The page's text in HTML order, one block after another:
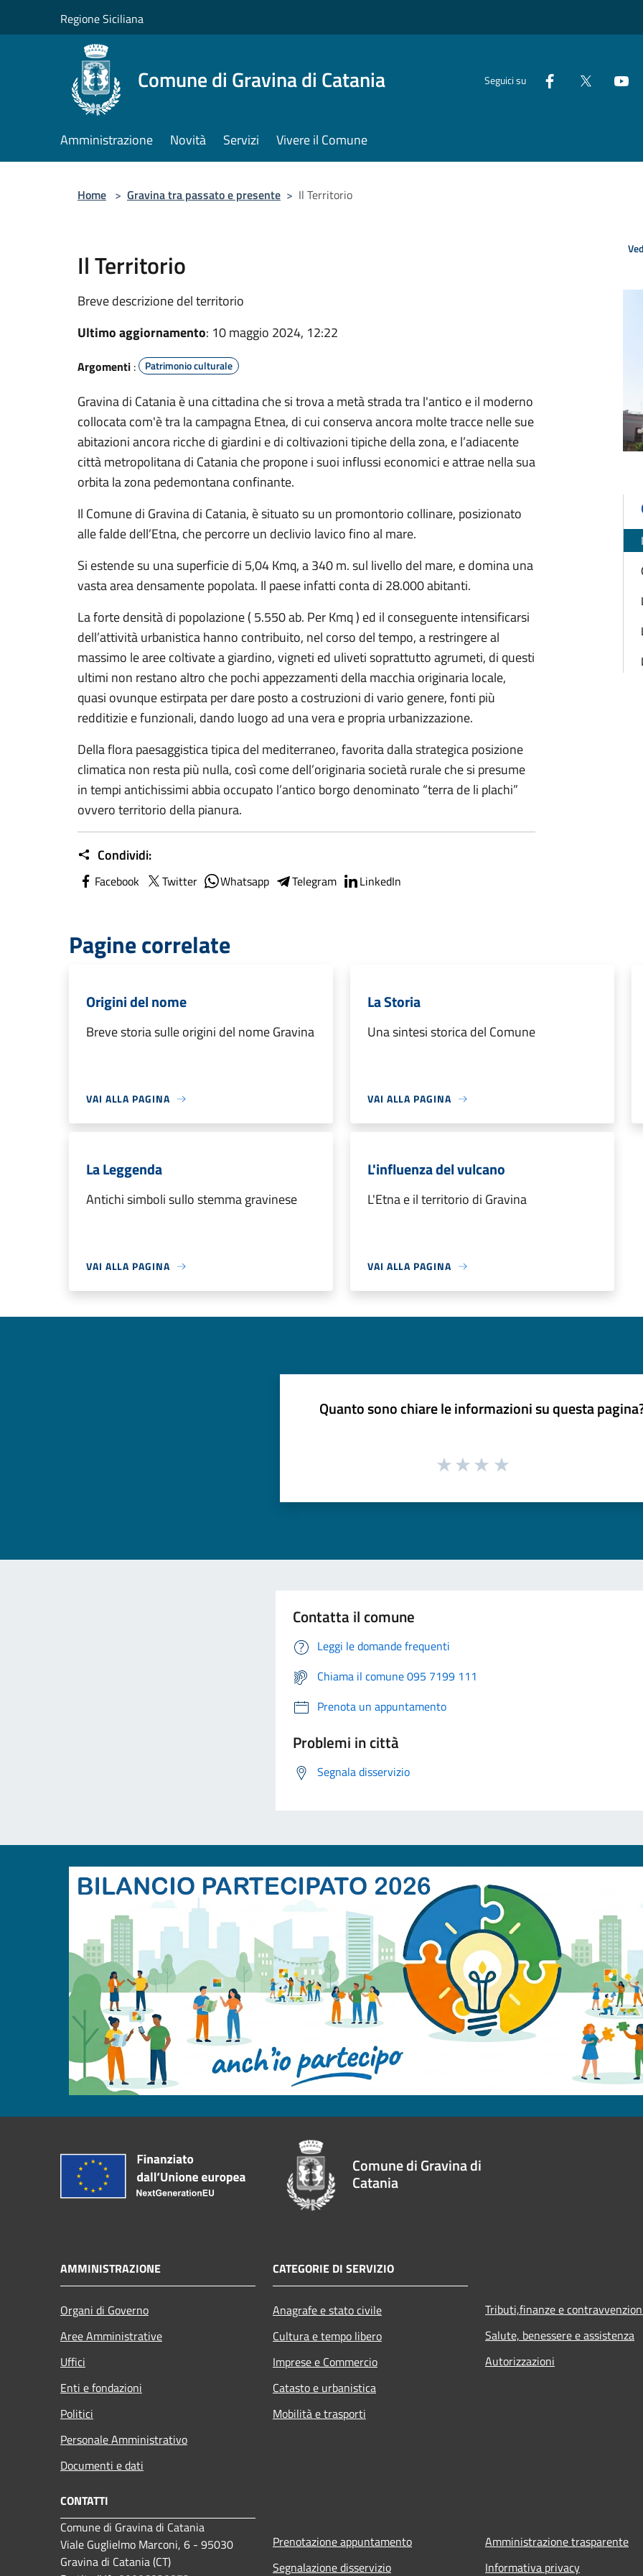
Regione Siciliana
Comune di Gravina di Catania Seguici su
Amministrazione Novità Servizi Vivere il Comune
Home > Gravina tra passato e presente > Il Territorio
Il Territorio
Breve descrizione del territorio
Ultimo aggiornamento: 10 maggio 2024, 12:22
Argomenti : Patrimonio culturale
Gravina di Catania è una cittadina che si trova a metà strada tra l'antico e il moderno
collocata com'è tra la campagna Etnea, di cui conserva ancora molte tracce nelle sue
abitazioni ancora ricche di giardini e di coltivazioni tipiche della zona, e l’adiacente
città metropolitana di Catania che propone i suoi influssi economici e attrae nella sua
orbita la zona pedemontana confinante.
Il Comune di Gravina di Catania, è situato su un promontorio collinare, posizionato
alle falde dell’Etna, che percorre un declivio lavico fino al mare.
Si estende su una superficie di 5,04 Kmq, a 340 m. sul livello del mare, e domina una
vasta area densamente popolata. Il paese infatti conta di 28.000 abitanti.
La forte densità di popolazione ( 5.550 ab. Per Kmq ) ed il conseguente intensificarsi
dell’attività urbanistica hanno contribuito, nel corso del tempo, a restringere al
massimo le aree coltivate a giardino, vigneti ed uliveti soprattutto agrumeti, di questi
ultimi non restano altro che pochi appezzamenti della macchia originaria locale,
quasi ovunque estirpata per dare posto a costruzioni di vario genere, fonti più
redditizie e funzionali, dando luogo ad una vera e propria urbanizzazione.
Della flora paesaggistica tipica del mediterraneo, favorita dalla strategica posizione
climatica non resta più nulla, così come dell’originaria società rurale che si presume
in tempi antichissimi abbia occupato l’antico borgo denominato “terra de li plachi”
ovvero territorio della pianura.
Condividi:
Facebook Twitter Whatsapp Telegram LinkedIn
Pagine correlate
Origini del nome
Breve storia sulle origini del nome Gravina
VAI ALLA PAGINA
La Storia
Una sintesi storica del Comune
VAI ALLA PAGINA
La Leggenda
Antichi simboli sullo stemma gravinese
VAI ALLA PAGINA
L'influenza del vulcano
L'Etna e il territorio di Gravina
VAI ALLA PAGINA
Quanto sono chiare le informazioni su questa
Contatta il comune
Leggi le domande frequenti
Chiama il comune 095 7199 111
Prenota un appuntamento
Problemi in città
Segnala disservizio
Comune di Gravina di
Catania
AMMINISTRAZIONE
Organi di Governo
Aree Amministrative
Uffici
Enti e fondazioni
Politici
Personale Amministrativo
Documenti e dati
CATEGORIE DI SERVIZIO
Anagrafe e stato civile
Cultura e tempo libero
Imprese e Commercio
Catasto e urbanistica
Mobilità e trasporti
Tributi,finanze e
Salute, benessere e assistenza
Autorizzazioni
CONTATTI
Comune di Gravina di Catania
Viale Guglielmo Marconi, 6 - 95030
Gravina di Catania (CT)
Prenotazione appuntamento
Segnalazione disservizio
Amministrazione trasparente
Informativa privacy